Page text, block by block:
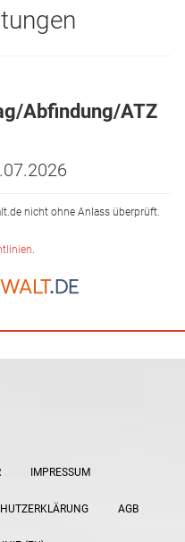
Abfindung/ATZ
nicht ohne Anlass überprüft.
.
IMPRESSUM
AGB